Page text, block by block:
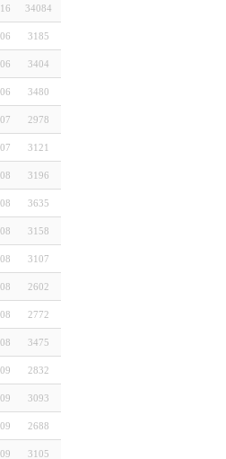
34084
3185
3404
3480
2978
3121
3196
3635
3158
3107
2602
2772
3475
2832
3093
2688
3105